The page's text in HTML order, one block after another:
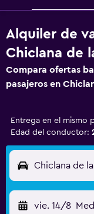
Alquiler de
Chiclana de
Compara ofertas
pasajeros en
Entrega en el mismo
Edad del conductor:
Chiclana de
vie. 14/8